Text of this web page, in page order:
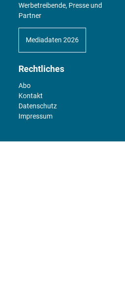
Werbetreibende, Presse und
Partner
Mediadaten 2026
Rechtliches
Abo
Kontakt
Datenschutz
Impressum